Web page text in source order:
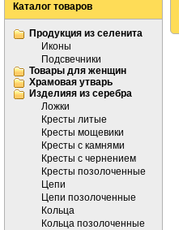
Каталог товаров
Продукция из селенита
Иконы
Подсвечники
Товары для женщин
Храмовая утварь
Изделияя из серебра
Ложки
Кресты литые
Кресты мощевики
Кресты с камнями
Кресты с чернением
Кресты позолоченные
Цепи
Цепи позолоченные
Кольца
Кольца позолоченные